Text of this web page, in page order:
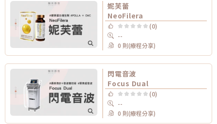
妮芙蕾
NeoFilera
(0)
--
0 則(療程分享)
閃電音波
Focus Dual
(0)
--
0 則(療程分享)